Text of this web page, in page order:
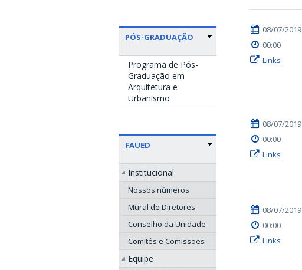
PÓS-GRADUAÇÃO
Programa de Pós-
Graduação em
Arquitetura e
Urbanismo
FAUED
Institucional
Nossos números
Mural de Diretores
Conselho da Unidade
Comitês e Comissões
Equipe
08/07/2019
00:00
Links
08/07/2019
00:00
Links
08/07/2019
00:00
Links